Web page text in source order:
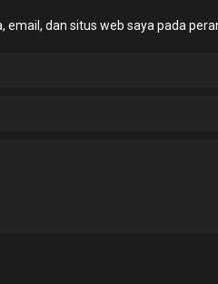
email, dan situs web saya pada